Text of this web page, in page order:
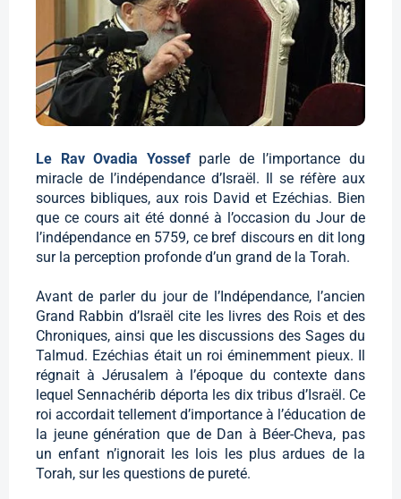
Le Rav Ovadia Yossef parle de l’importance du
miracle de l’indépendance d’Israël. Il se réfère aux
sources bibliques, aux rois David et Ezéchias. Bien
que ce cours ait été donné à l’occasion du Jour de
l’indépendance en 5759, ce bref discours en dit long
sur la perception profonde d’un grand de la Torah.
Avant de parler du jour de l’Indépendance, l’ancien
Grand Rabbin d’Israël cite les livres des Rois et des
Chroniques, ainsi que les discussions des Sages du
Talmud. Ezéchias était un roi éminemment pieux. Il
régnait à Jérusalem à l’époque du contexte dans
lequel Sennachérib déporta les dix tribus d’Israël. Ce
roi accordait tellement d’importance à l’éducation de
la jeune génération que de Dan à Béer-Cheva, pas
un enfant n’ignorait les lois les plus ardues de la
Torah, sur les questions de pureté.